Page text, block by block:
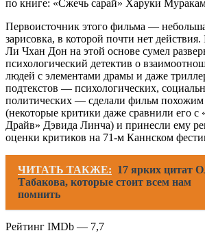
по книге: «Сжечь сарай» Харуки
Первоисточник этого фильма —
зарисовка, в которой почти нет
Ли Чхан Дон на этой основе сумел
психологический детектив о
людей с элементами драмы и даже
подтекстов — психологических,
политических — сделали фильм похожим
(некоторые критики даже сравнили его с
Драйв» Дэвида Линча) и принесли ему
оценки критиков на 71-м Каннском
ЧИТАТЬ ТАКЖЕ: 17 ярких цитат
Табакова, которые стоит всем нам
помнить
Рейтинг IMDb — 7,7